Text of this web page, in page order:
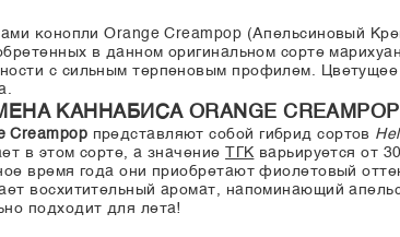
конопли Orange Creampop (Апельсиновый
в данном оригинальном сорте
с сильным терпеновым профилем. Цветущее
КАННАБИСА ORANGE
Creampop представляют собой гибрид сортов
в этом сорте, а значениеТГК варьируется от
время года они приобретают фиолетовый
восхитительный аромат, напоминающий
подходит для лета!